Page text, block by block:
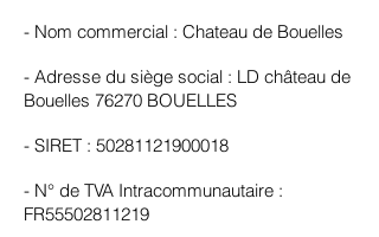
- Nom commercial : Chateau de Bouelles
- Adresse du siège social : LD château de
Bouelles 76270 BOUELLES
- SIRET : 50281121900018
- N° de TVA Intracommunautaire :
FR55502811219